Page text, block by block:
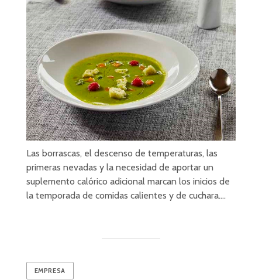
Las borrascas, el descenso de temperaturas, las
primeras nevadas y la necesidad de aportar un
suplemento calórico adicional marcan los inicios de
la temporada de comidas calientes y de cuchara.…
EMPRESA